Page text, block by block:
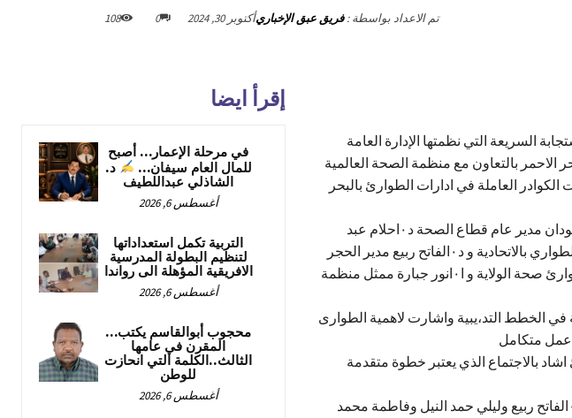
تم الاعداد بواسطة : فريق عبق الإخباريأكتوبر 30, 2024 0
108
إقرأ ايضا
في مرحلة الإعمار… أصبح
للمال العام سيفان…
د.
الشاذلي عبداللطيف
أغسطس 6, 2026
التربية تكمل استعداداتها
لتنظيم البطولة المدرسية
الافريقية المؤهلة الى رواندا
أغسطس 6, 2026
محجوب أبوالقاسم يكتب…
المقرن في عامها
الثالث..الكلمة التي انحازت
للوطن
أغسطس 6, 2026
السريعة التي نظمتها الإدارة العامة
الاحمر بالتعاون مع منظمة الصحة العالمية
التي استهدفت الكوادر العاملة في ادارات الطوارئ بالبحر
وشرف ختام الورشة بقاعة التوكيلات الملاحية ببورتسودان مدير عام قطاع الصحة د٠احلام عبد
الرسول ود٠منتصر محمد عثمان مدير الإدارة العامة للطواري بالاتحادية و د٠الفاتح ربيع مدير الحجر
الصحي القومي وا٠فاطمة محمد عثمان مدير ادارة طوارئ صحة الولاية و ا٠انور جبارة ممثل منظمة
في الخطط التد،يبية واشارت لاهمية الطوارى
عمل متكامل
اشاد بالاجتماع الذي يعتبر خطوة متقدمة
كما استعرض أهمية فرق الاستجابة السريعة كل من د٠الفاتح ربيع وليلي حمد النيل وفاطمة محمد